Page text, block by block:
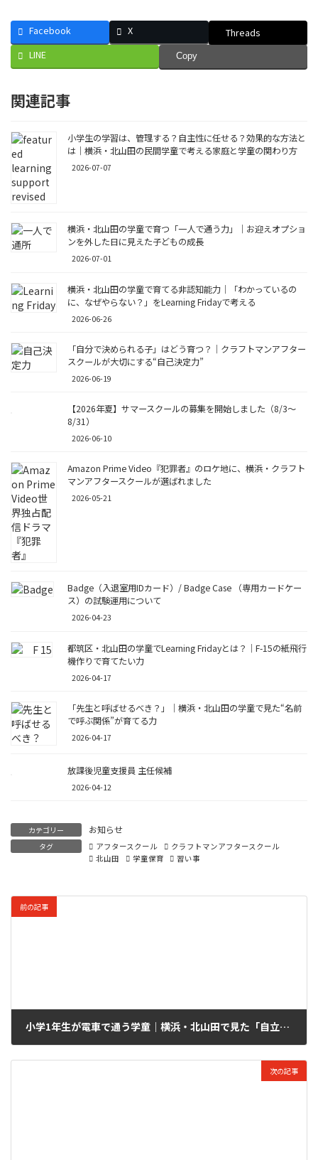
Facebook X
Threads
LINE
Copy
関連記事
小学生の学習は、管理する？自主性に任せる？効果的な方法と
は｜横浜・北山田の民間学童で考える家庭と学童の関わり方
2026-07-07
横浜・北山田の学童で育つ「一人で通う力」｜お迎えオプショ
ンを外した日に見えた子どもの成長
2026-07-01
横浜・北山田の学童で育てる非認知能力｜「わかっているの
に、なぜやらない？」をLearning Fridayで考える
2026-06-26
「自分で決められる子」はどう育つ？｜クラフトマンアフター
スクールが大切にする“自己決定力”
2026-06-19
【2026年夏】サマースクールの募集を開始しました（8/3〜
8/31）
2026-06-10
Amazon Prime Video『犯罪者』のロケ地に、横浜・クラフト
マンアフタースクールが選ばれました
2026-05-21
Badge（入退室用IDカード）/ Badge Case （専用カードケー
ス）の試験運用について
2026-04-23
都筑区・北山田の学童でLearning Fridayとは？｜F-15の紙飛行
機作りで育てたい力
2026-04-17
「先生と呼ばせるべき？」｜横浜・北山田の学童で見た“名前
で呼ぶ関係”が育てる力
2026-04-17
放課後児童支援員 主任候補
2026-04-12
カテゴリー お知らせ
タグ アフタースクール
クラフトマンアフタースクール
北山田
学童保育 習い事
前の記事
小学1年生が電車で通う学童｜横浜・北山田で見た「自立」と「安心」の両立
次の記事